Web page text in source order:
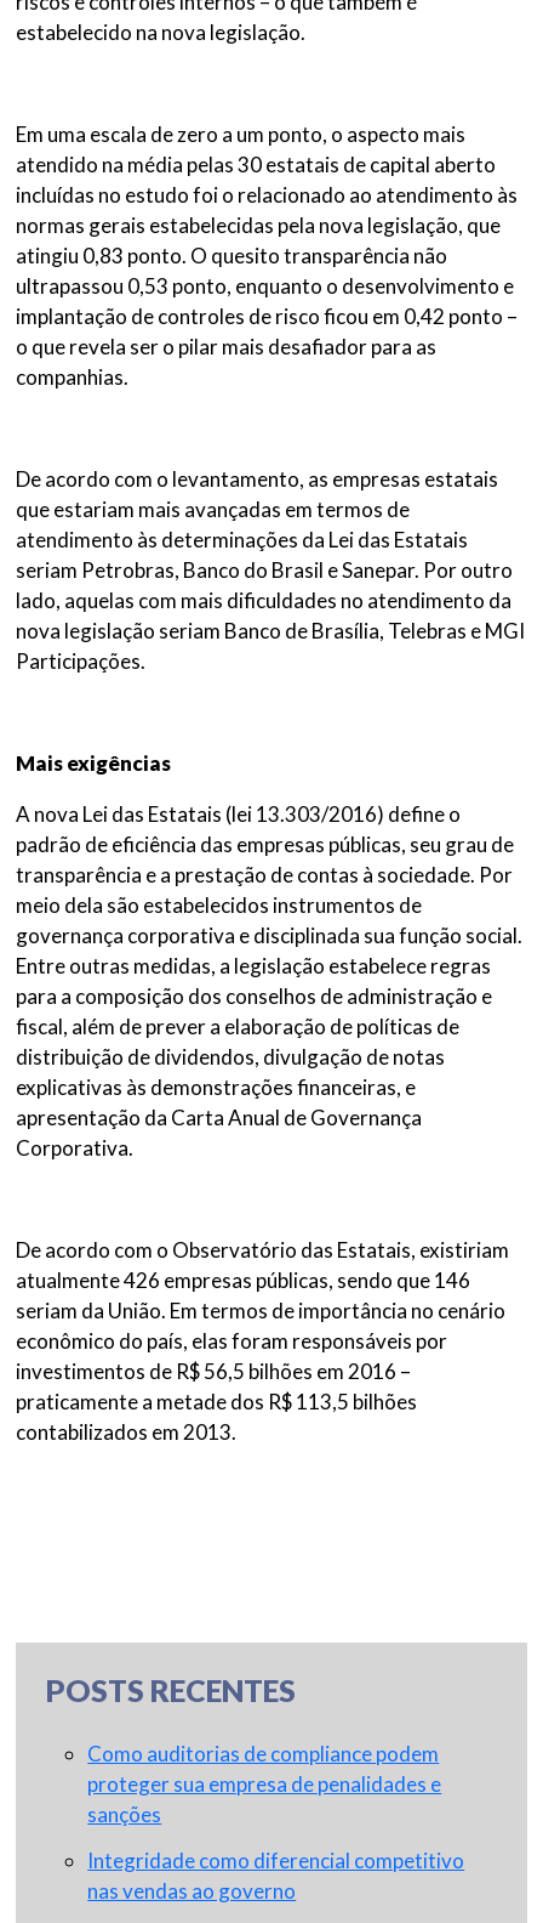
estabelecido na nova legislação.
Em uma escala de zero a um ponto, o aspecto mais
atendido na média pelas 30 estatais de capital aberto
incluídas no estudo foi o relacionado ao atendimento às
normas gerais estabelecidas pela nova legislação, que
atingiu 0,83 ponto. O quesito transparência não
ultrapassou 0,53 ponto, enquanto o desenvolvimento e
implantação de controles de risco ficou em 0,42 ponto –
o que revela ser o pilar mais desafiador para as
companhias.
De acordo com o levantamento, as empresas estatais
que estariam mais avançadas em termos de
atendimento às determinações da Lei das Estatais
seriam Petrobras, Banco do Brasil e Sanepar. Por outro
lado, aquelas com mais dificuldades no atendimento da
nova legislação seriam Banco de Brasília, Telebras e MGI
Participações.
Mais exigências
A nova Lei das Estatais (lei 13.303/2016) define o
padrão de eficiência das empresas públicas, seu grau de
transparência e a prestação de contas à sociedade. Por
meio dela são estabelecidos instrumentos de
governança corporativa e disciplinada sua função social.
Entre outras medidas, a legislação estabelece regras
para a composição dos conselhos de administração e
fiscal, além de prever a elaboração de políticas de
distribuição de dividendos, divulgação de notas
explicativas às demonstrações financeiras, e
apresentação da Carta Anual de Governança
Corporativa.
De acordo com o Observatório das Estatais, existiriam
atualmente 426 empresas públicas, sendo que 146
seriam da União. Em termos de importância no cenário
econômico do país, elas foram responsáveis por
investimentos de R$ 56,5 bilhões em 2016 –
praticamente a metade dos R$ 113,5 bilhões
contabilizados em 2013.
POSTS RECENTES
Como auditorias de compliance podem
proteger sua empresa de penalidades e
sanções
Integridade como diferencial competitivo
nas vendas ao governo